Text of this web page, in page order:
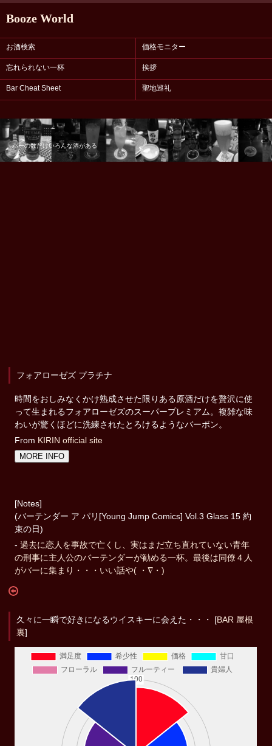
Booze World
お酒検索 価格モニター
忘れられない一杯 挨拶
Bar Cheat Sheet 聖地巡礼
バーの数だけいろんな酒がある
フォアローゼズ プラチナ
時間をおしみなくかけ熟成させた限りある原酒だけを贅沢に使
って生まれるフォアローゼズのスーパープレミアム。複雑な味
わいが驚くほどに洗練されたとろけるようなバーボン。
From KIRIN official site
MORE INFO
[Notes]
(バーテンダー ア パリ[Young Jump Comics] Vol.3 Glass 15 約
束の日)
-過去に恋人を事故で亡くし、実はまだ立ち直れていない青年
の刑事に主人公のバーテンダーが勧める一杯。最後は同僚４人
がバーに集まり・・・いい話や( ・∇・)
久々に一瞬で好きになるウイスキーに会えた・・・ [BAR 屋根
裏]